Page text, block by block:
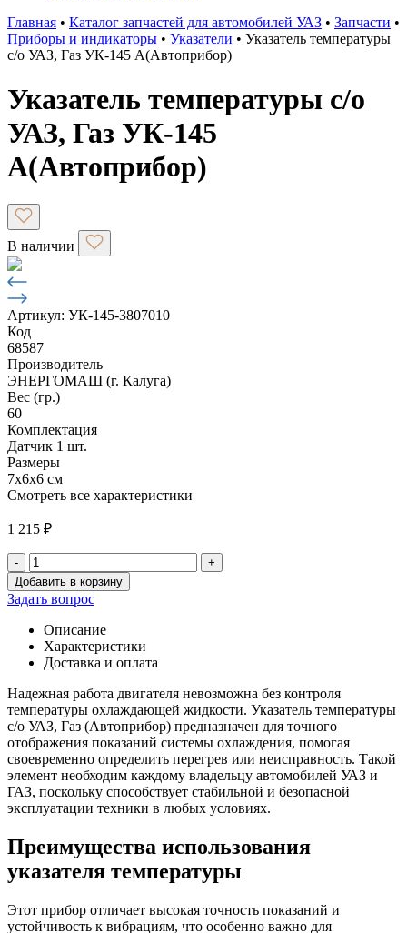
Главная • Каталог запчастей для автомобилей УАЗ • Запчасти •
Приборы и индикаторы • Указатели • Указатель температуры
с/о УАЗ, Газ УК-145 А(Автоприбор)
Указатель температуры с/о
УАЗ, Газ УК-145
А(Автоприбор)
В наличии
Артикул: УК-145-3807010
Код
68587
Производитель
ЭНЕРГОМАШ (г. Калуга)
Вес (гр.)
60
Комплектация
Датчик 1 шт.
Размеры
7х6х6 см
Смотреть все характеристики
1 215 ₽
- +
Количество
товара
Указатель
температуры
Газ
УК-145
А(Автоприбор)
Добавить в корзину
Задать вопрос
Описание
Характеристики
Доставка и оплата
Надежная работа двигателя невозможна без контроля
температуры охлаждающей жидкости. Указатель температуры
с/о УАЗ, Газ (Автоприбор) предназначен для точного
отображения показаний системы охлаждения, помогая
своевременно определить перегрев или неисправность. Такой
элемент необходим каждому владельцу автомобилей УАЗ и
ГАЗ, поскольку способствует стабильной и безопасной
эксплуатации техники в любых условиях.
Преимущества использования
указателя температуры
Этот прибор отличает высокая точность показаний и
устойчивость к вибрациям, что особенно важно для